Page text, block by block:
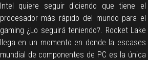
Intel quiere seguir diciendo que tiene el
procesador más rápido del mundo para el
gaming ¿Lo seguirá teniendo?. Rocket Lake
llega en un momento en donde la escases
mundial de componentes de PC es la única